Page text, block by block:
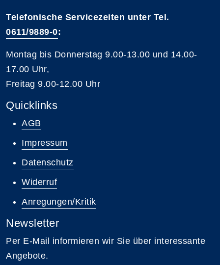
Telefonische Servicezeiten unter Tel.
0611/9889-0:
Montag bis Donnerstag 9.00-13.00 und 14.00-
17.00 Uhr,
Freitag 9.00-12.00 Uhr
Quicklinks
AGB
Impressum
Datenschutz
Widerruf
Anregungen/Kritik
Newsletter
Per E-Mail informieren wir Sie über interessante
Angebote.